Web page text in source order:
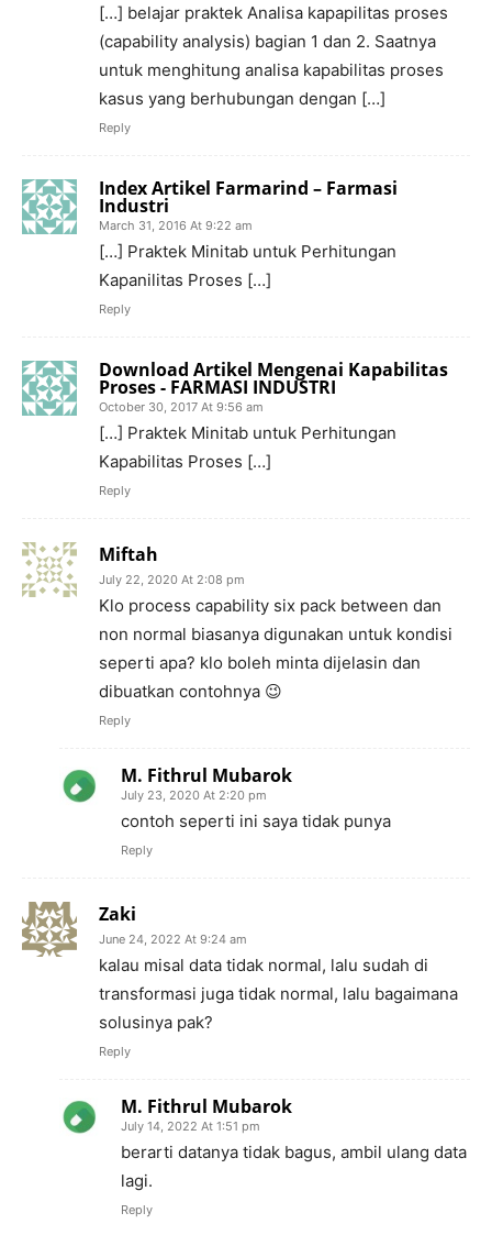
[…] belajar praktek Analisa kapapilitas proses
(capability analysis) bagian 1 dan 2. Saatnya
untuk menghitung analisa kapabilitas proses
kasus yang berhubungan dengan […]
Reply
Index Artikel Farmarind – Farmasi
Industri
March 31, 2016 At 9:22 am
[…] Praktek Minitab untuk Perhitungan
Kapanilitas Proses […]
Reply
Download Artikel Mengenai Kapabilitas
Proses - FARMASI INDUSTRI
October 30, 2017 At 9:56 am
[…] Praktek Minitab untuk Perhitungan
Kapabilitas Proses […]
Reply
Miftah
July 22, 2020 At 2:08 pm
Klo process capability six pack between dan
non normal biasanya digunakan untuk kondisi
seperti apa? klo boleh minta dijelasin dan
dibuatkan contohnya 😉
Reply
M. Fithrul Mubarok
July 23, 2020 At 2:20 pm
contoh seperti ini saya tidak punya
Reply
Zaki
June 24, 2022 At 9:24 am
kalau misal data tidak normal, lalu sudah di
transformasi juga tidak normal, lalu bagaimana
solusinya pak?
Reply
M. Fithrul Mubarok
July 14, 2022 At 1:51 pm
berarti datanya tidak bagus, ambil ulang data
lagi.
Reply